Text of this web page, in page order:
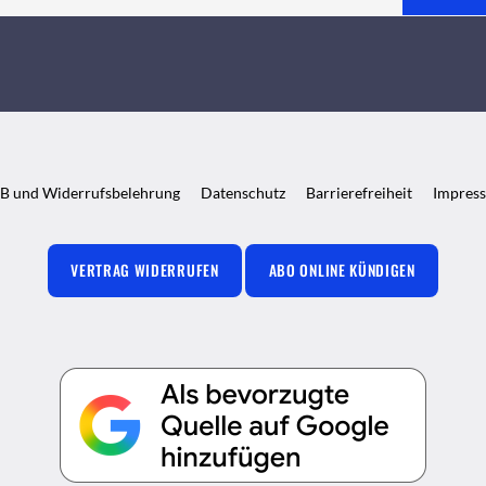
und Widerrufsbelehrung Datenschutz Barrierefreiheit
VERTRAG WIDERRUFEN ABO ONLINE KÜNDIGEN